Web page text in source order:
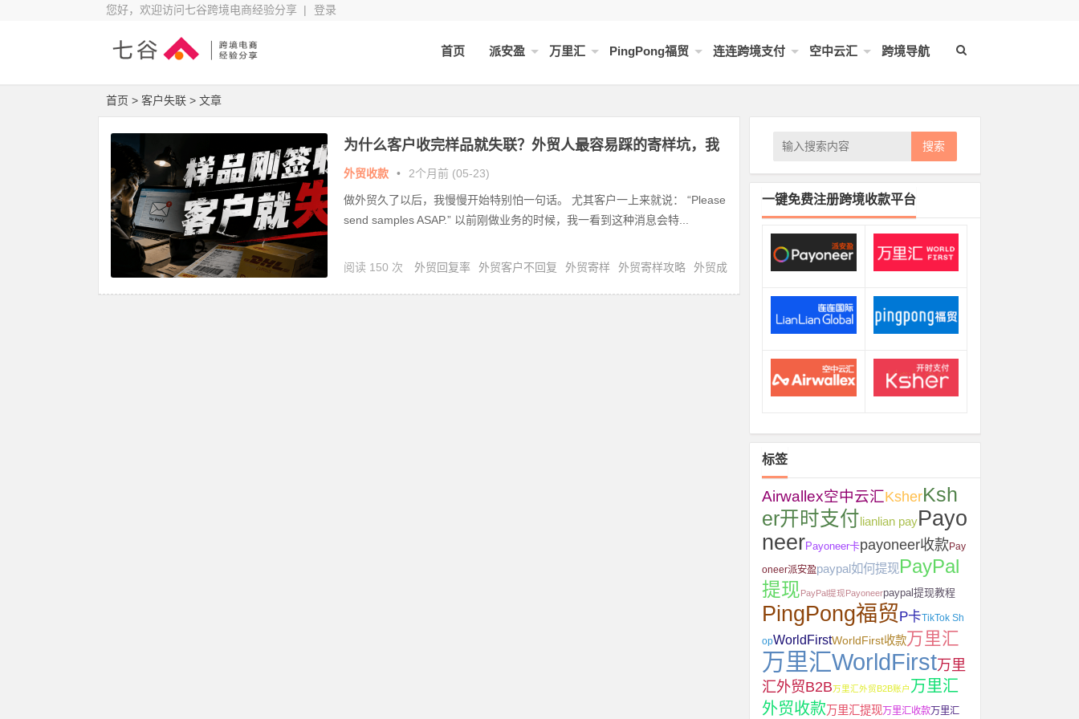
您好，欢迎访问七谷跨境电商经验分享 | 登录
首页 派安盈 万里汇 PingPong福贸 连连跨境支付 空中云汇 跨境导航
首页 > 客户失联 > 文章
为什么客户收完样品就失联？外贸人最容易踩的寄样坑，我
吃过太多亏
外贸收款 • 2个月前 (05-23)
做外贸久了以后，我慢慢开始特别怕一句话。 尤其客户一上来就说： “Please
send samples ASAP.” 以前刚做业务的时候，我一看到这种消息会特...
阅读 150 次 外贸回复率 外贸客户不回复 外贸寄样 外贸寄样攻略
外贸成
搜索
一键免费注册跨境收款平台
标签
Airwallex空中云汇KsherKsh
er开时支付 lianlian payPayo
neerPayoneer卡payoneer收款Pay
oneer派安盈paypal如何提现PayPal
提现PayPal提现Payoneerpaypal提现教程
PingPong福贸P卡TikTok Sh
opWorldFirstWorldFirst收款万里汇
万里汇WorldFirst万里
汇外贸B2B万里汇外贸B2B账户 万里汇
外贸收款 万里汇提现万里汇收款万里汇